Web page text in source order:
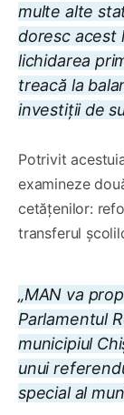
multe alte
doresc acest
lichidarea
treacă la
investiții de
Potrivit
examineze
cetățenilor:
transferul
„MAN va
Parlamentul
municipiul
unui
special al